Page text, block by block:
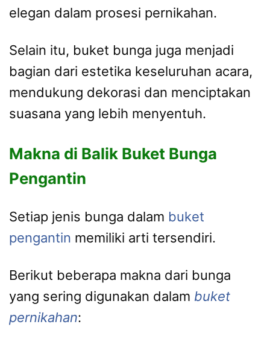
elegan dalam prosesi pernikahan.
Selain itu, buket bunga juga menjadi
bagian dari estetika keseluruhan acara,
mendukung dekorasi dan menciptakan
suasana yang lebih menyentuh.
Makna di Balik Buket Bunga
Pengantin
Setiap jenis bunga dalam buket
pengantin memiliki arti tersendiri.
Berikut beberapa makna dari bunga
yang sering digunakan dalam buket
pernikahan: